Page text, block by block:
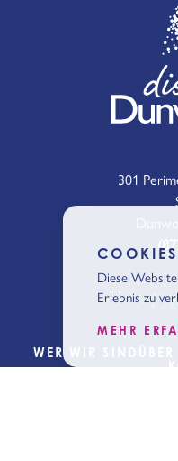
301
WER WIR SIND
Diese
Erlebnis zu
MEHR